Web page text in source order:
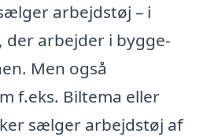
arbejdstøj – i
der arbejder i bygge-
Men også
f.eks. Biltema eller
sælger arbejdstøj af